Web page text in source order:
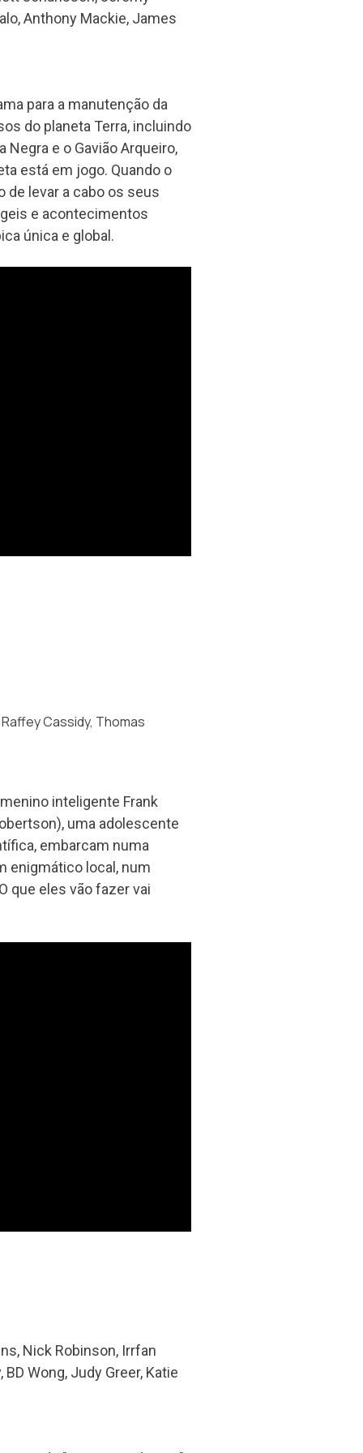
Anthony Mackie, James
para a manutenção da
do planeta Terra, incluindo
Negra e o Gavião Arqueiro,
está em jogo. Quando o
de levar a cabo os seus
e acontecimentos
única e global.
Cassidy, Thomas
inteligente Frank
uma adolescente
embarcam numa
enigmático local, num
que eles vão fazer vai
Nick Robinson, Irrfan
Wong, Judy Greer, Katie